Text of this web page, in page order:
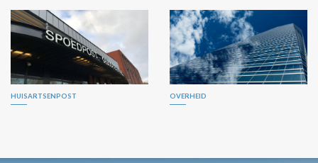
HUISARTSENPOST OVERHEID